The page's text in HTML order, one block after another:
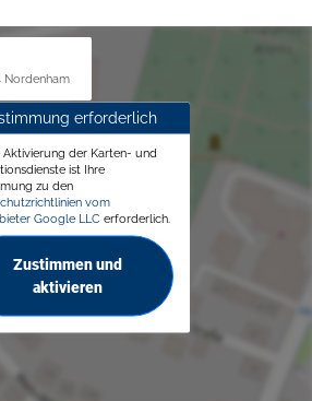
Nordenham
erforderlich
Aktivierung der Karten- und
ist Ihre
zu den
vom
Google LLC erforderlich.
Zustimmen und
aktivieren